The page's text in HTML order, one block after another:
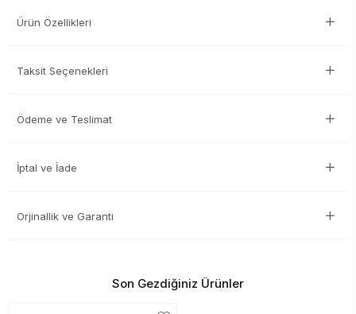
Ürün Özellikleri
Taksit Seçenekleri
Ödeme ve Teslimat
İptal ve İade
Orjinallik ve Garanti
Son Gezdiğiniz Ürünler